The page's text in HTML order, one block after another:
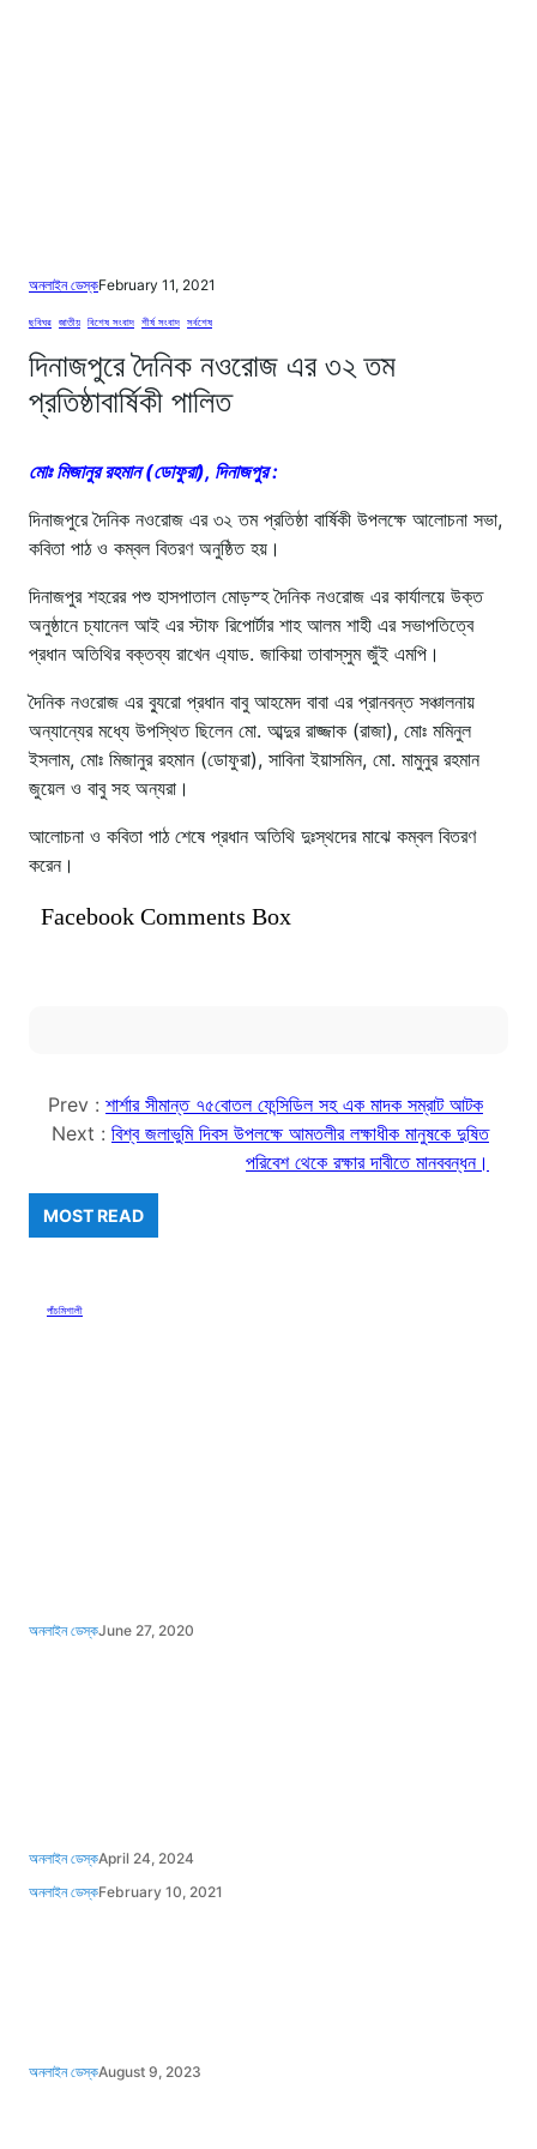
অনলাইন ডেস্কFebruary 11, 2021
ছবিঘর জাতীয় বিশেষ সংবাদ শীর্ষ সংবাদ সর্বশেষ
দিনাজপুরে দৈনিক নওরোজ এর ৩২ তম
প্রতিষ্ঠাবার্ষিকী পালিত
মোঃ মিজানুর রহমান (ডোফুরা), দিনাজপুর :
দিনাজপুরে দৈনিক নওরোজ এর ৩২ তম প্রতিষ্ঠা বার্ষিকী উপলক্ষে আলোচনা সভা,
কবিতা পাঠ ও কম্বল বিতরণ অনুষ্ঠিত হয়।
দিনাজপুর শহরের পশু হাসপাতাল মোড়স্হ দৈনিক নওরোজ এর কার্যালয়ে উক্ত
অনুষ্ঠানে চ্যানেল আই এর স্টাফ রিপোর্টার শাহ আলম শাহী এর সভাপতিত্বে
প্রধান অতিথির বক্তব্য রাখেন এ্যাড. জাকিয়া তাবাস্‌সুম জুঁই এমপি।
দৈনিক নওরোজ এর ব্যুরো প্রধান বাবু আহমেদ বাবা এর প্রানবন্ত সঞ্চালনায়
অন্যান্যের মধ্যে উপস্থিত ছিলেন মো. আব্দুর রাজ্জাক (রাজা), মোঃ মমিনুল
ইসলাম, মোঃ মিজানুর রহমান (ডোফুরা), সাবিনা ইয়াসমিন, মো. মামুনুর রহমান
জুয়েল ও বাবু সহ অন্যরা।
আলোচনা ও কবিতা পাঠ শেষে প্রধান অতিথি দুঃস্থদের মাঝে কম্বল বিতরণ
করেন।
Facebook Comments Box
Prev : শার্শার সীমান্ত ৭৫বোতল ফেন্সিডিল সহ এক মাদক সম্রাট আটক
Next : বিশ্ব জলাভুমি দিবস উপলক্ষে আমতলীর লক্ষাধীক মানুষকে দুষিত
পরিবেশ থেকে রক্ষার দাবীতে মানববন্ধন।
MOST READ
পাঁচমিশালী
অনলাইন ডেস্কJune 27, 2020
অনলাইন ডেস্কApril 24, 2024
অনলাইন ডেস্কFebruary 10, 2021
অনলাইন ডেস্কAugust 9, 2023